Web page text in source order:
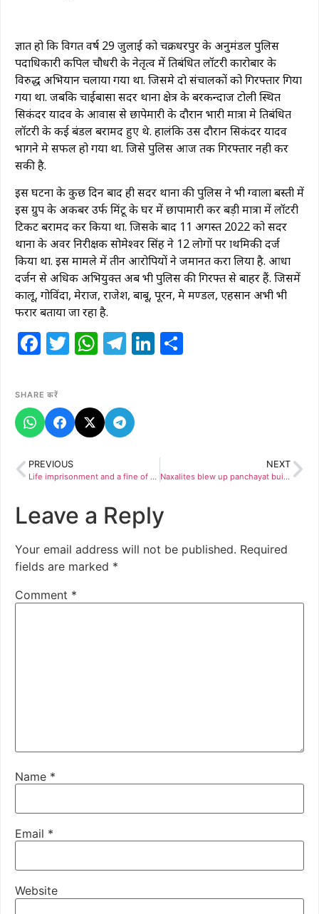
ज्ञात हो कि विगत वर्ष 29 जुलाई को चक्रधरपुर के अनुमंडल पुलिस
पदाधिकारी कपिल चौधरी के नेतृत्व में प्रतिबंधित लॉटरी कारोबार के
विरुद्ध अभियान चलाया गया था. जिसमे दो संचालकों को गिरफ्तार गिया
गया था. जबकि चाईबासा सदर थाना क्षेत्र के बरकन्दाज टोली स्थित
सिकंदर यादव के आवास से छापेमारी के दौरान भारी मात्रा मे प्रतिबंधित
लॉटरी के कई बंडल बरामद हुए थे. हालंकि उस दौरान सिकंदर यादव
भागने मे सफल हो गया था. जिसे पुलिस आज तक गिरफ्तार नही कर
सकी है.
इस घटना के कुछ दिन बाद ही सदर थाना की पुलिस ने भी ग्वाला बस्ती में
इस ग्रुप के अकबर उर्फ मिंटू के घर में छापामारी कर बड़ी मात्रा में लॉटरी
टिकट बरामद कर किया था. जिसके बाद 11 अगस्त 2022 को सदर
थाना के अवर निरीक्षक सोमेश्वर सिंह ने 12 लोगों पर प्राथमिकी दर्ज
किया था. इस मामले में तीन आरोपियों ने जमानत करा लिया है. आधा
दर्जन से अधिक अभियुक्त अब भी पुलिस की गिरफ्त से बाहर हैं. जिसमें
कालू, गोविंदा, मेराज, राजेश, बाबू, पूरन, प्रेम मण्डल, एहसान अभी भी
फरार बताया जा रहा है.
Facebook
Twitter
WhatsApp
Telegram
LinkedIn
SHARE करें
PREVIOUS
Life imprisonment and a fine of 10,000 – अवैध संबंध के चक्कर हत्या करने वाले को मिली आजीवन कारावास और 10 हजार का जुर्माना की सजा
NEXT
Naxalites blew up panchayat building and culvert : नक्सलियों ने उड़ाया पंचायत भवन और पुलिया, पेड़ काटकर गिराया बच्चों से भरी स्कूल बस वापस लौटी
Leave a Reply
Your email address will not be published. Required
fields are marked *
Comment *
Name *
Email *
Website